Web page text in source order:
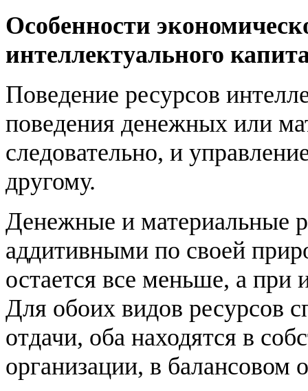
Особенности
интеллектуального
Поведение ресурсов
поведения денежных или
следовательно, и
другому.
Денежные и материальные
аддитивными по своей
остается все меньше, а при
Для обоих видов ресурсов
отдачи, оба находятся в
организации, в балансовом